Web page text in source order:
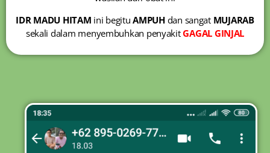
IDR MADU HITAM ini begituAMPUHdan sangat MUJARAB
sekali dalam menyembuhkan penyakitGAGAL GINJAL